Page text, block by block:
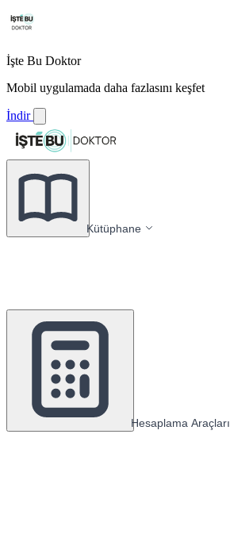
İşte Bu Doktor
Mobil uygulamada daha fazlasını keşfet
İndir
Kütüphane
Hesaplama Araçları